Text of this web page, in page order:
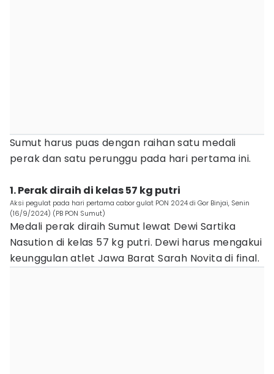
Sumut harus puas dengan raihan satu medali
perak dan satu perunggu pada hari pertama ini.
1. Perak diraih di kelas 57 kg putri
Aksi pegulat pada hari pertama cabor gulat PON 2024 di Gor Binjai, Senin
(16/9/2024) (PB PON Sumut)
Medali perak diraih Sumut lewat Dewi Sartika
Nasution di kelas 57 kg putri. Dewi harus mengakui
keunggulan atlet Jawa Barat Sarah Novita di final.